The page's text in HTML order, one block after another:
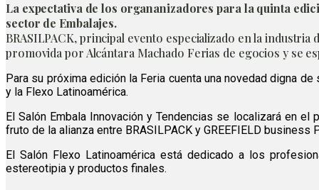
La expectativa de los organanizadores para la quinta
sector de Embalajes.
BRASILPACK, principal evento especializado en la
promovida por Alcántara Machado Ferias de egocios y se
Para su próxima edición la Feria cuenta una novedad digna
y la Flexo Latinoamérica.
El Salón Embala Innovación y Tendencias se localizará en
fruto de la alianza entre BRASILPACK y GREEFIELD business
El Salón Flexo Latinoamérica está dedicado a los
estereotipia y productos finales.